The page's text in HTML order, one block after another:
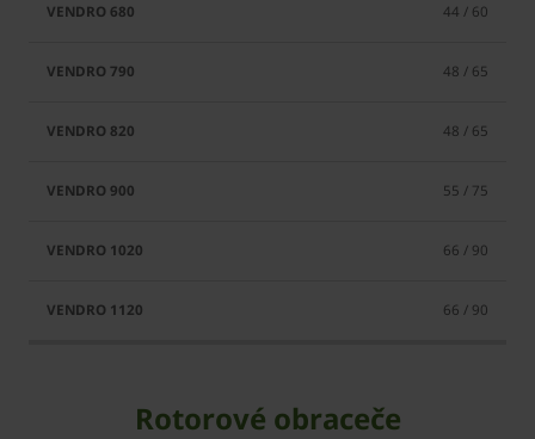
44 / 60
48 / 65
48 / 65
55 / 75
66 / 90
66 / 90
Rotorové obraceče